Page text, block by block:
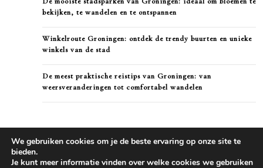
bekijken, te wandelen en te ontspannen
Winkelroute Groningen: ontdek de trendy buurten en unieke
winkels van de stad
De meest praktische reistips van Groningen: van
weersveranderingen tot comfortabel wandelen
We gebruiken cookies om je de beste ervaring op onze site te
bieden.
Je kunt meer informatie vinden over welke cookies we gebruiken